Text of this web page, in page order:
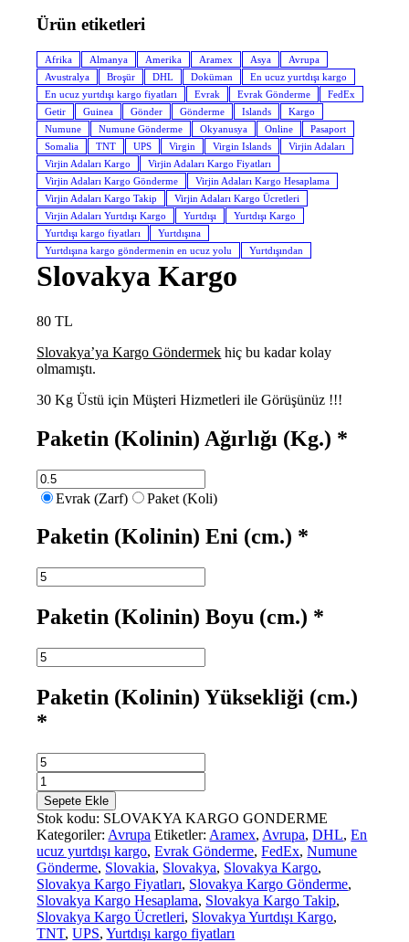
Ürün etiketleri
Afrika Almanya Amerika Aramex Asya
Avrupa
Avustralya
Broşür DHL Doküman
En ucuz yurtdışı kargo
En ucuz yurtdışı kargo fiyatları
Evrak Evrak Gönderme
FedEx
Getir
Guinea Gönder Gönderme Islands
Kargo
Numune
Numune Gönderme Okyanusya Online
Pasaport
Somalia
TNT UPS Virgin Virgin Islands
Virjin Adaları
Virjin Adaları Kargo
Virjin Adaları Kargo Fiyatları
Virjin Adaları Kargo Gönderme
Virjin Adaları Kargo Hesaplama
Virjin Adaları Kargo Takip
Virjin Adaları Kargo Ücretleri
Virjin Adaları Yurtdışı Kargo
Yurtdışı
Yurtdışı Kargo
Yurtdışı kargo fiyatları
Yurtdışına
Yurtdışına kargo göndermenin en ucuz yolu
Yurtdışından
Slovakya Kargo
80TL
Slovakya’ya Kargo Göndermek hiç bu kadar kolay
olmamıştı.
30 Kg Üstü için Müşteri Hizmetleri ile Görüşünüz !!!
Paketin (Kolinin) Ağırlığı (Kg.) *
Evrak (Zarf) Paket (Koli)
Paketin (Kolinin) Eni (cm.) *
Paketin (Kolinin) Boyu (cm.) *
Paketin (Kolinin) Yüksekliği (cm.)
*
Slovakya
Kargo
adet
Sepete Ekle
Stok kodu: SLOVAKYA KARGO GONDERME
Kategoriler: Avrupa Etiketler: Aramex, Avrupa,DHL,En
ucuz yurtdışı kargo,Evrak Gönderme,FedEx,Numune
Gönderme, Slovakia, Slovakya, Slovakya Kargo,
Slovakya Kargo Fiyatları, Slovakya Kargo Gönderme,
Slovakya Kargo Hesaplama, Slovakya Kargo Takip,
Slovakya Kargo Ücretleri, Slovakya Yurtdışı Kargo,
TNT,UPS,Yurtdışı kargo fiyatları